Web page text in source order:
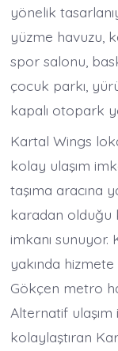
yönelik
yüzme havuzu,
spor salonu,
çocuk parkı,
kapalı otopark
Kartal Wings
kolay ulaşım
taşıma aracına
karadan olduğu
imkanı sunuyor.
yakında
Gökçen metro
Alternatif ulaşım
kolaylaştıran